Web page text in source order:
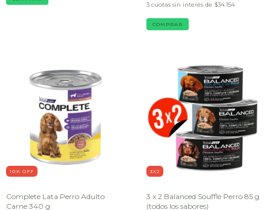
3 cuotas sin interés de $34.154
COMPRAR
10% OFF
Complete Lata Perro Adulto
Carne 340 g
3X2
3 x 2 Balanced Soufflé Perro 85 g
(todos los sabores)